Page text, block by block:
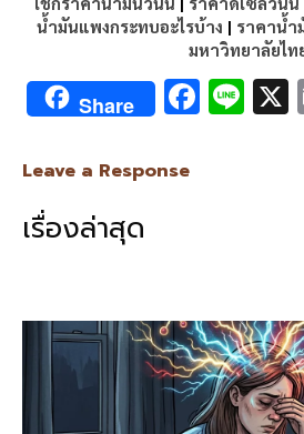
น้ำมันแพงกระทบอะไรบ้าง | ราคาน้ำ
มหาวิทยาลัยไท
Share F
k
Li
Leave a Response
เรื่องล่าสุด